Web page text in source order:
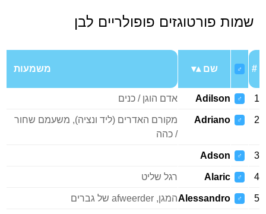
שמות פורטוגזים פופולריים לבן
#
♂ שם משמעות
1
♂
Adilson אדם הוגן / כנים
2
♂
Adriano
מקורם האדרים (ליד ונציה), משעמם שחור
/ כהה
3
♂
Adson
4
♂
Alaric רגל שליט
5
♂
Alessandroהמגן, afweerder של גברים